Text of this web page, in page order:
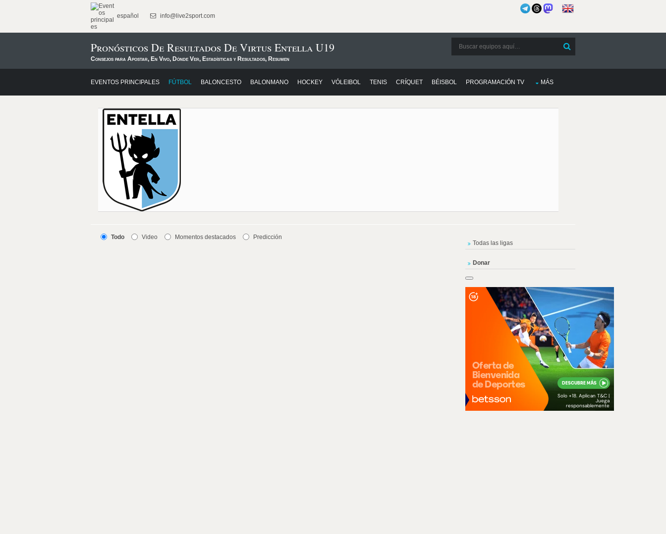
español info@live2sport.com
Pronósticos De Resultados De Virtus Entella U19
Consejos para Apostar, En Vivo, Dónde Ver, Estadísticas y Resultados, Resumen
EVENTOS PRINCIPALES FÚTBOL BALONCESTO BALONMANO HOCKEY VÓLEIBOL TENIS CRÍQUET BÉISBOL PROGRAMACIÓN TV MÁS
Todo Video Momentos destacados Predicción
Todas las ligas
Donar